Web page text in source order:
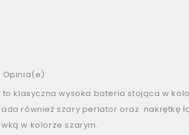
Opinia(e)
to klasyczna wysoka bateria stojąca w
również szary perlator oraz nakrętkę
w kolorze szarym.